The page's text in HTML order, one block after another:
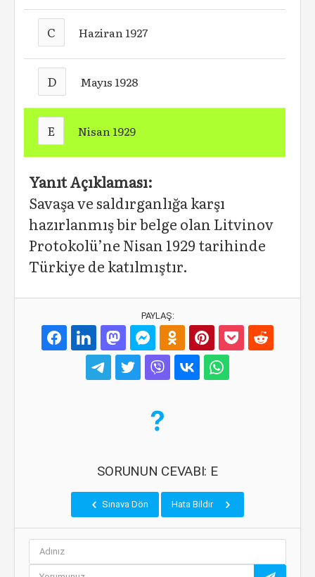
C Haziran 1927
D Mayıs 1928
E Nisan 1929
Yanıt Açıklaması:
Savaşa ve saldırganlığa karşı
hazırlanmış bir belge olan Litvinov
Protokolü’ne Nisan 1929 tarihinde
Türkiye de katılmıştır.
PAYLAŞ:
SORUNUN CEVABI: E
Sınava Dön Hata Bildir